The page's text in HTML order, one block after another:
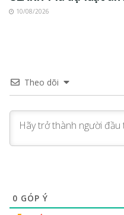
10/08/2026
Theo dõi
0 GÓP Ý